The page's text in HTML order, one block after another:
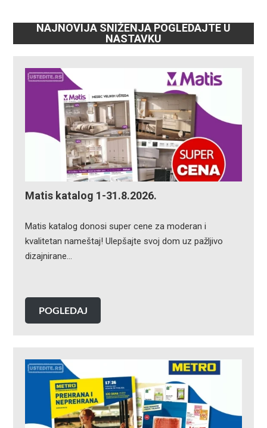
NAJNOVIJA SNIŽENJA POGLEDAJTE U
NASTAVKU
Matis katalog 1-31.8.2026.
Matis katalog donosi super cene za moderan i
kvalitetan nameštaj! Ulepšajte svoj dom uz pažljivo
dizajnirane…
POGLEDAJ